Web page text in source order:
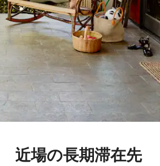
近場の長期滞在先